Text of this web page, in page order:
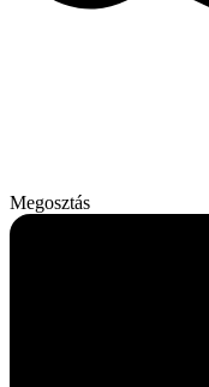
Megosztás